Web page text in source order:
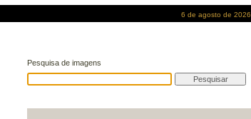
6 de agosto de 2026
Pesquisa de imagens